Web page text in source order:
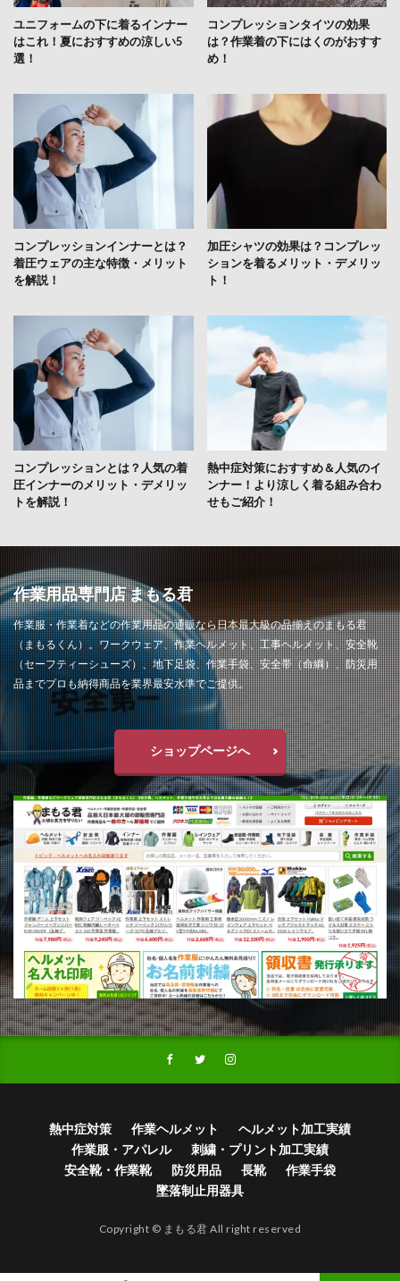
ユニフォームの下に着るインナー
はこれ！夏におすすめの涼しい5
選！
コンプレッションタイツの効果
は？作業着の下にはくのがおすす
め！
コンプレッションインナーとは？
着圧ウェアの主な特徴・メリット
を解説！
加圧シャツの効果は？コンプレッ
ションを着るメリット・デメリッ
ト！
コンプレッションとは？人気の着
圧インナーのメリット・デメリッ
トを解説！
熱中症対策におすすめ＆人気のイ
ンナー！より涼しく着る組み合わ
せもご紹介！
作業用品専門店 まもる君
作業服・作業着などの作業用品の通販なら日本最大級の品揃えのまもる君
（まもるくん）。ワークウェア、作業ヘルメット、工事ヘルメット、安全靴
（セーフティーシューズ）、地下足袋、作業手袋、安全帯（命綱）、防災用
品までプロも納得商品を業界最安水準でご提供。
ショップページへ
熱中症対策 作業ヘルメット
ヘルメット加工実績
作業服・アパレル
刺繍・プリント加工実績
安全靴・作業靴
防災用品 長靴
作業手袋
墜落制止用器具
Copyright © まもる君 All right reserved